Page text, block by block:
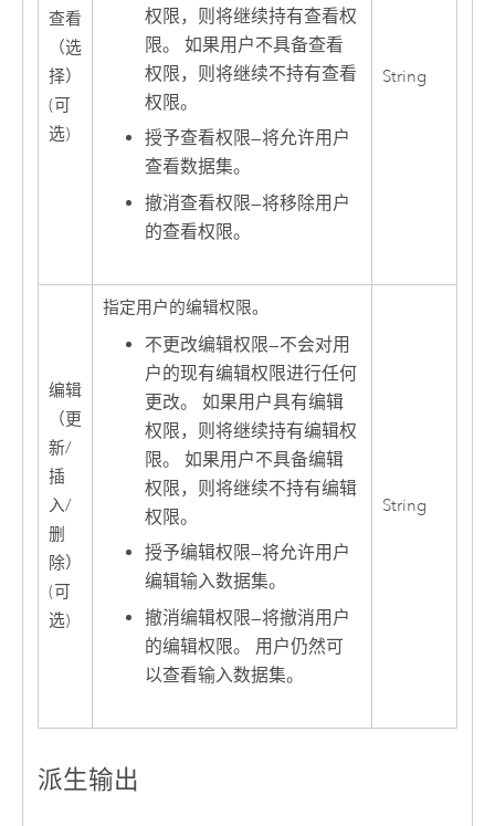
查看
（选
择）
(可
选)
权限，则将继续持有查看权
限。 如果用户不具备查看
权限，则将继续不持有查看
权限。
授予查看权限—将允许用户
查看数据集。
撤消查看权限—将移除用户
的查看权限。
String
编辑
（更
新/
插
入/
删
除）
(可
选)
指定用户的编辑权限。
不更改编辑权限—不会对用
户的现有编辑权限进行任何
更改。 如果用户具有编辑
权限，则将继续持有编辑权
限。 如果用户不具备编辑
权限，则将继续不持有编辑
权限。
授予编辑权限—将允许用户
编辑输入数据集。
撤消编辑权限—将撤消用户
的编辑权限。 用户仍然可
以查看输入数据集。
String
派生输出